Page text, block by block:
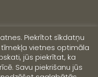
Piekrītot sīkdatņu
vietnes optimāla
jūs piekrītat, ka
Savu piekrišanu jūs